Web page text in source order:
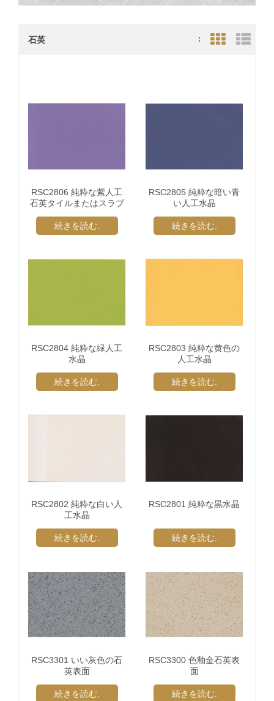
石英 : Grid View
RSC2806 純粋な紫人工
石英タイルまたはスラブ
続きを読む.
RSC2805 純粋な暗い青
い人工水晶
続きを読む.
RSC2804 純粋な緑人工
水晶
続きを読む.
RSC2803 純粋な黄色の
人工水晶
続きを読む.
RSC2802 純粋な白い人
工水晶
続きを読む.
RSC2801 純粋な黒水晶
続きを読む.
RSC3301 いい灰色の石
英表面
続きを読む.
RSC3300 色釉金石英表
面
続きを読む.